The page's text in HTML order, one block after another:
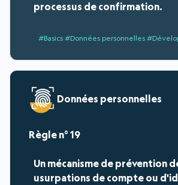
processus de confirmation.
#Basics #Données personnelles
Données personnelles
19
Un mécanisme de prévention
usurpations de compte ou